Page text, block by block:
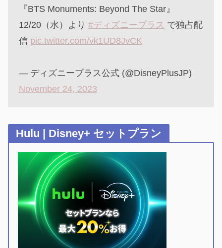
『BTS Monuments: Beyond The Star』
12/20（水）より #ディズニープラス で独占配
信 pic.twitter.com/vk1UD8JvCK
— ディズニープラス公式 (@DisneyPlusJP)
November 24, 2023
Hulu | Disney+ セットプラン